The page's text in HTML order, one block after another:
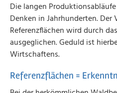
Die langen
Denken in Jahrhunderten. Der
Referenzflächen wird durch
ausgeglichen. Geduld ist
Wirtschaftens.
Referenzflächen =